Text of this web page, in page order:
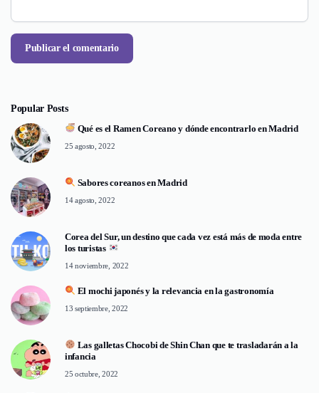
Popular Posts
Qué es el Ramen Coreano y dónde encontrarlo en Madrid
25 agosto, 2022
Sabores coreanos en Madrid
14 agosto, 2022
Corea del Sur, un destino que cada vez está más de moda entre
los turistas
14 noviembre, 2022
El mochi japonés y la relevancia en la gastronomía
13 septiembre, 2022
Las galletas Chocobi de Shin Chan que te trasladarán a la
infancia
25 octubre, 2022